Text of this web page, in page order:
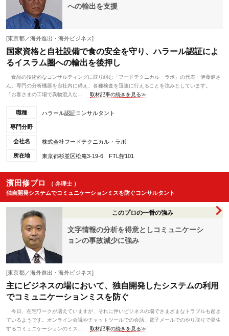
への輸出を支援
[東京都／海外進出・海外ビジネス]
国家資格と自社設備で食の安全を守り、ハラール認証によ
るイスラム圏への輸出を後押し
食品の技術的なコンサルティングに取り組む「フードテクニカル・ラボ」の代表・伊藤健さ
ん。専門の分析機器を自社内に備え、各種検査を迅速に行えることを強みとしています。
「お客さまの工場で異物混入な...
取材記事の続きを見る≫
職種 ハラール認証コンサルタント
専門分野
会社名 株式会社フードテクニカル・ラボ
所在地 東京都杉並区松庵3-19-6 FTL館101
濱田修プロ
（ 弁理士 ）
独自開発システムでコミュニケーションミスを防ぐコンサルタント
このプロの一番の強み
文字情報の分析を得意としコミュニケーシ
ョンの事故減少に強み
[東京都／海外進出・海外ビジネス]
主にビジネスの場において、独自開発したシステムの利用
でコミュニケーションミスを防ぐ
今日、在宅ワークが増えていますが、それに伴いビジネスの場でさまざまなトラブルも起き
ているようです。オンライン会議やチャットツールでの会話、電子メールでのやり取りで発生
するコミュニケーションのミス...
取材記事の続きを見る≫